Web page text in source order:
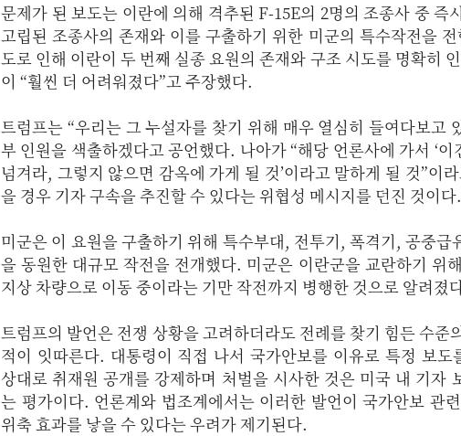
문제가 된 보도는 이란에 의해 격추된 F-15E의 2명의 조종사 중 즉
고립된 조종사의 존재와 이를 구출하기 위한 미군의 특수작전을
도로 인해 이란이 두 번째 실종 요원의 존재와 구조 시도를 명확히
이 “훨씬 더 어려워졌다”고 주장했다.
트럼프는 “우리는 그 누설자를 찾기 위해 매우 열심히 들여다보고
부 인원을 색출하겠다고 공언했다. 나아가 “해당 언론사에 가서 ‘
넘겨라, 그렇지 않으면 감옥에 가게 될 것’이라고 말하게 될 것”이
을 경우 기자 구속을 추진할 수 있다는 위협성 메시지를 던진 것이다.
미군은 이 요원을 구출하기 위해 특수부대, 전투기, 폭격기, 공중급
을 동원한 대규모 작전을 전개했다. 미군은 이란군을 교란하기 위
지상 차량으로 이동 중이라는 기만 작전까지 병행한 것으로 알려졌
트럼프의 발언은 전쟁 상황을 고려하더라도 전례를 찾기 힘든 수준
적이 잇따른다. 대통령이 직접 나서 국가안보를 이유로 특정 보도
상대로 취재원 공개를 강제하며 처벌을 시사한 것은 미국 내 기자
는 평가이다. 언론계와 법조계에서는 이러한 발언이 국가안보 관
위축 효과를 낳을 수 있다는 우려가 제기된다.